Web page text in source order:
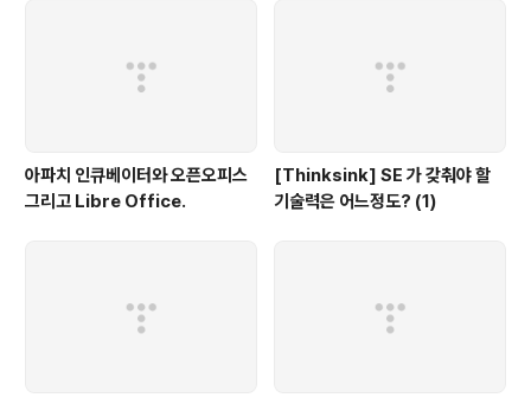
아파치 인큐베이터와 오픈오피스
그리고 Libre Office.
[Thinksink] SE 가 갖춰야 할
기술력은 어느정도? (1)